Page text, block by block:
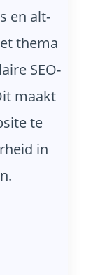
en alt-
thema
SEO-
maakt
te
in